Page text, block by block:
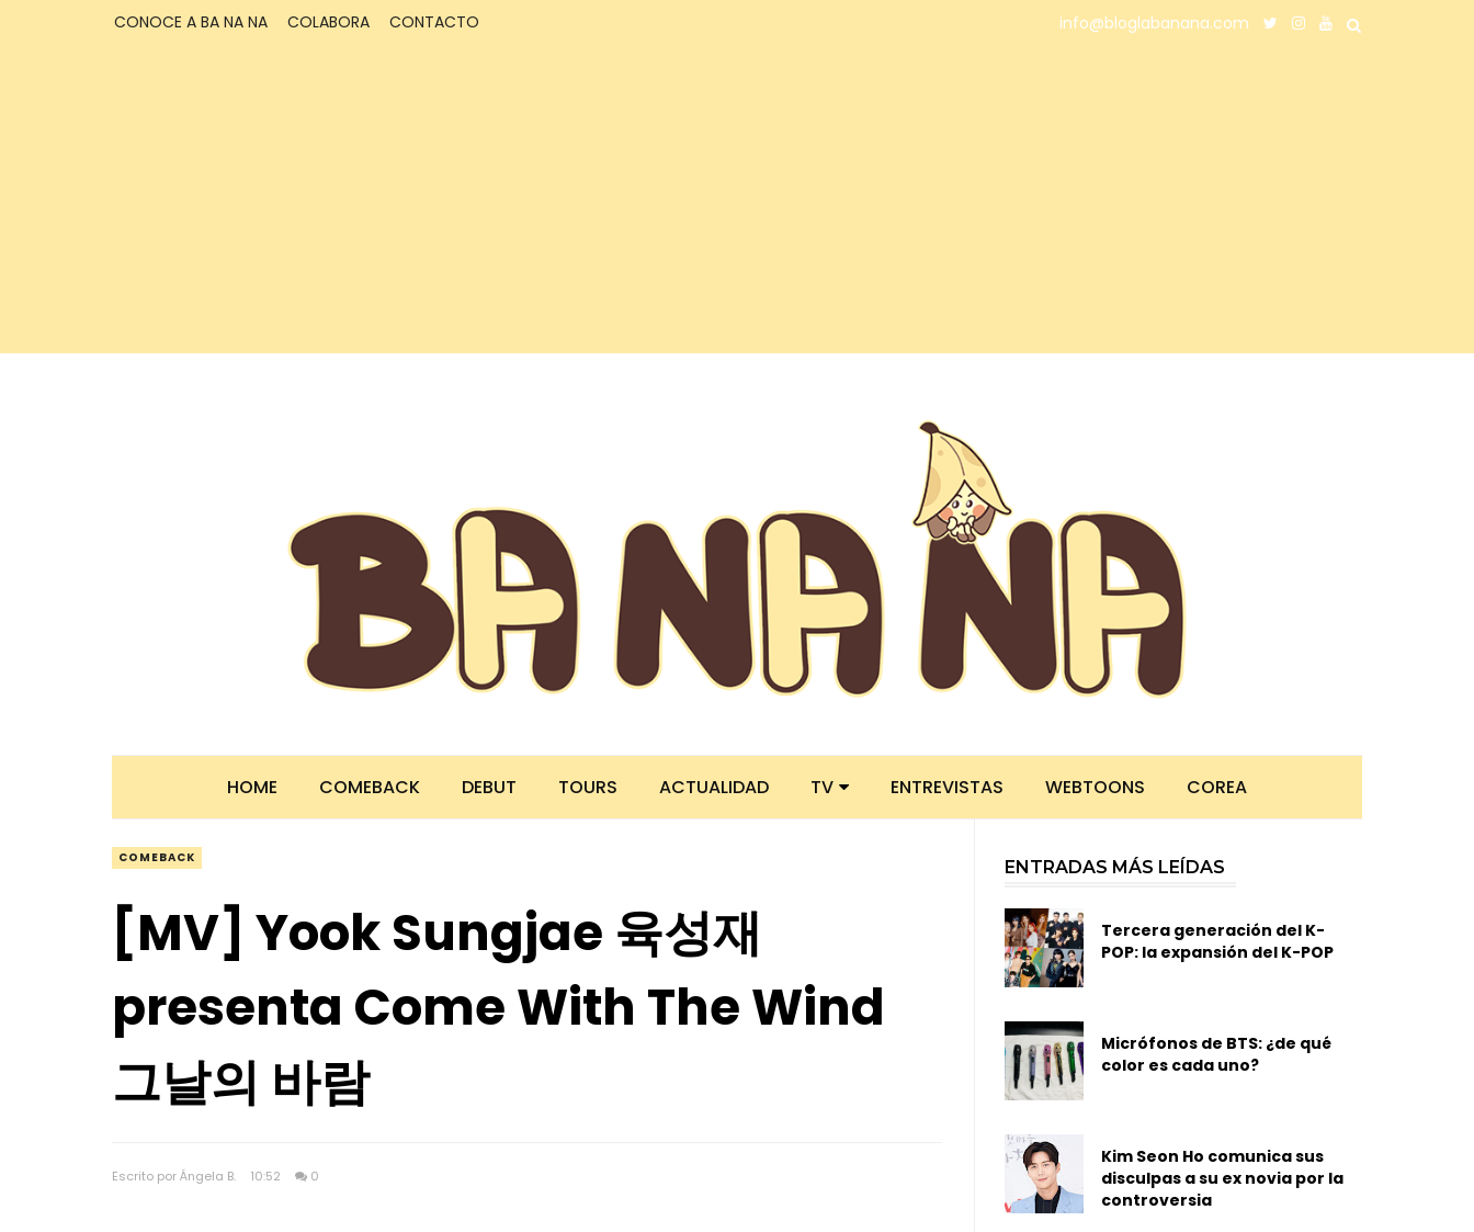
CONOCE A BA NA NA COLABORA CONTACTO info@bloglabanana.com
HOME COMEBACK DEBUT TOURS ACTUALIDAD TV ENTREVISTAS WEBTOONS COREA
COMEBACK
[MV] Yook Sungjae 육성재
presenta Come With The Wind
그날의 바람
Escrito por Ángela B. 10:52 0
ENTRADAS MÁS LEÍDAS
Tercera generación del K-
POP: la expansión del K-POP
Micrófonos de BTS: ¿de qué
color es cada uno?
Kim Seon Ho comunica sus
disculpas a su ex novia por la
controversia